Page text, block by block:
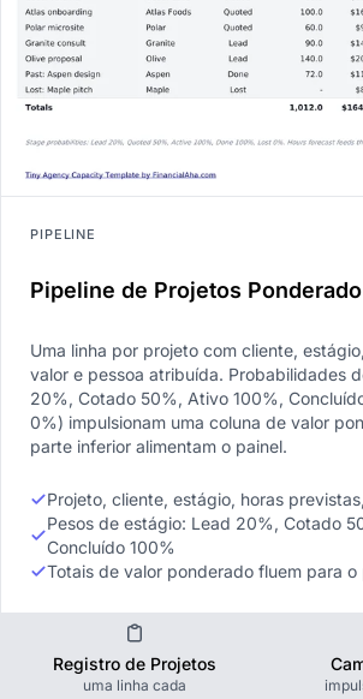
PIPELINE
Pipeline de Projetos
Uma linha por projeto com cliente,
valor e pessoa atribuída. Probabilidades
20%, Cotado 50%, Ativo 100%,
0%) impulsionam uma coluna de valor
parte inferior alimentam o painel.
Projeto, cliente, estágio, horas
Pesos de estágio: Lead 20%, Cotado
Concluído 100%
Totais de valor ponderado fluem para o
Registro de Projetos
uma linha cada